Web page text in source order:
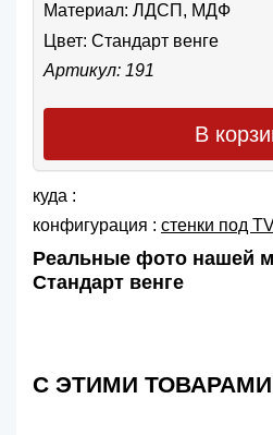
Материал: ЛДСП, МДФ
Цвет: Стандарт венге
Артикул: 191
В
куда :
конфигурация : cтенки под
Реальные фото нашей
Стандарт венге
С ЭТИМИ